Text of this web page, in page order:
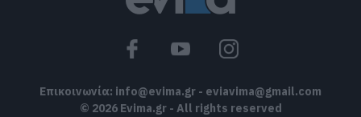
Επικοινωνία: info@evima.gr - eviavima@gmail.com
© 2026 Evima.gr - All rights reserved